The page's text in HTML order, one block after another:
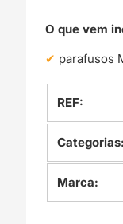
O que vem
parafusos
REF:
Categorias:
Marca: